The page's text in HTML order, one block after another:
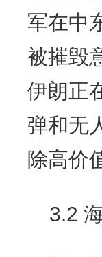
军在中
被摧毁
伊朗正
弹和无
除高价
3.2